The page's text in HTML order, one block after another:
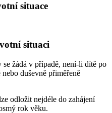
situace
situaci
žádá v případě, není-li dítě po
duševně přiměřeně
odložit nejdéle do zahájení
rok věku.